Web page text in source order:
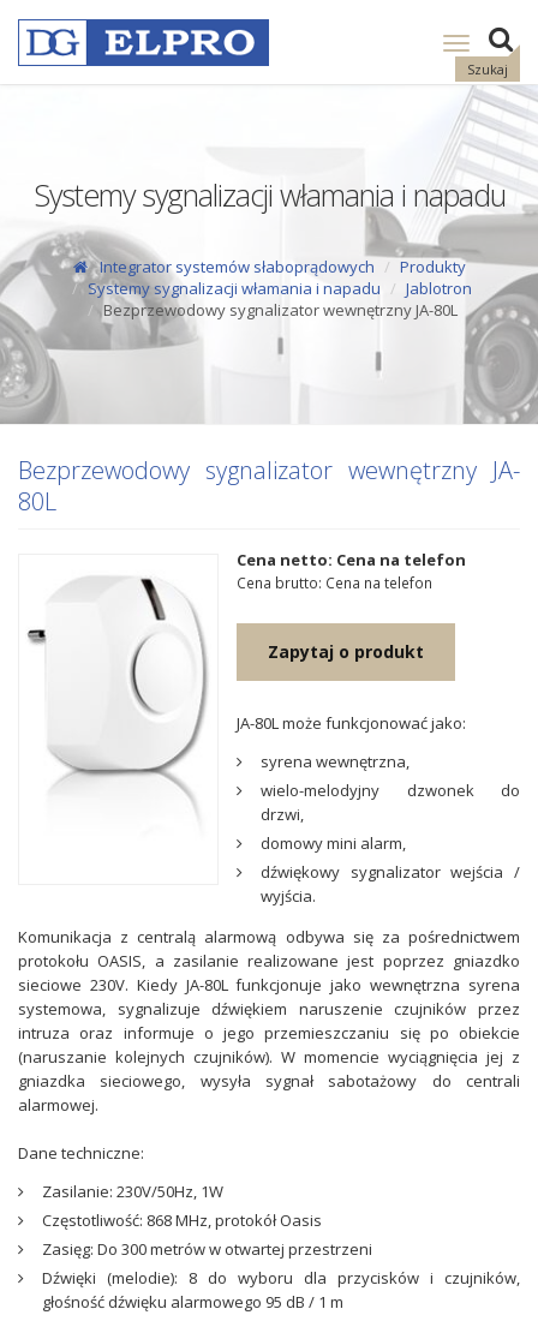
Szukaj
Pokaż
nawigację
Systemy sygnalizacji włamania i napadu
Integrator systemów słaboprądowych
Produkty
Systemy sygnalizacji włamania i napadu
Jablotron
Bezprzewodowy sygnalizator wewnętrzny JA-80L
Bezprzewodowy sygnalizator wewnętrzny JA-
80L
Cena netto: Cena na telefon
Cena brutto: Cena na telefon
Zapytaj o produkt
JA-80L może funkcjonować jako:
syrena wewnętrzna,
wielo-melodyjny dzwonek do
drzwi,
domowy mini alarm,
dźwiękowy sygnalizator wejścia /
wyjścia.
Komunikacja z centralą alarmową odbywa się za pośrednictwem
protokołu OASIS, a zasilanie realizowane jest poprzez gniazdko
sieciowe 230V. Kiedy JA-80L funkcjonuje jako wewnętrzna syrena
systemowa, sygnalizuje dźwiękiem naruszenie czujników przez
intruza oraz informuje o jego przemieszczaniu się po obiekcie
(naruszanie kolejnych czujników). W momencie wyciągnięcia jej z
gniazdka sieciowego, wysyła sygnał sabotażowy do centrali
alarmowej.
Dane techniczne:
Zasilanie: 230V/50Hz, 1W
Częstotliwość: 868 MHz, protokół Oasis
Zasięg: Do 300 metrów w otwartej przestrzeni
Dźwięki (melodie): 8 do wyboru dla przycisków i czujników,
głośność dźwięku alarmowego 95 dB / 1 m